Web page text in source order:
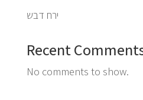
ירח דבש
Recent
No comments to show.